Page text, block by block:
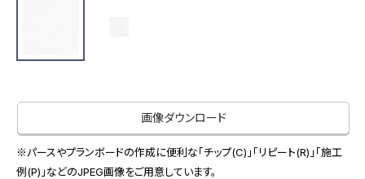
お役立ち資料
サンプル・カタログ請求／お問い合わせ（ビジネスのお客様）
スペースソリューション事業
オフィスソリューション事業
会社情報
画像ダウンロード
※パースやプランボードの作成に便利な「チップ(C)」「リピート(R)」「施工
例(P)」などのJPEG画像をご用意しています。